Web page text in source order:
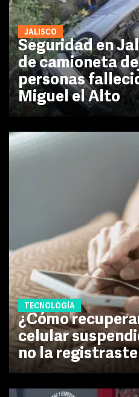
JALISCO
Seguridad en
de camioneta
personas
Miguel el Alto
TECNOLOGÍA
¿Cómo
celular
no la